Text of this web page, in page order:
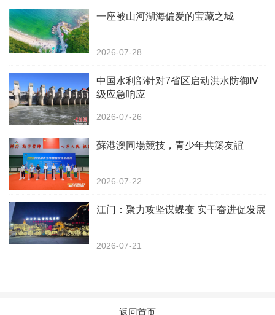
一座被山河湖海偏爱的宝藏之城
2026-07-28
中国水利部针对7省区启动洪水防御Ⅳ
级应急响应
2026-07-26
蘇港澳同場競技，青少年共築友誼
2026-07-22
江门：聚力攻坚谋蝶变 实干奋进促发展
2026-07-21
返回首页